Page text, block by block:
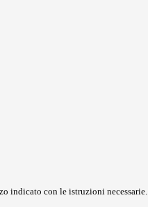
indicato con le istruzioni necessarie.